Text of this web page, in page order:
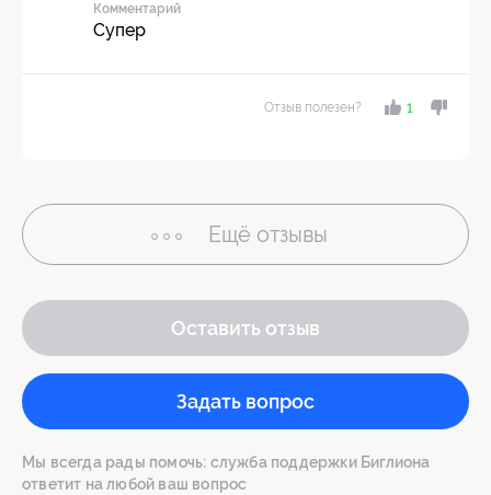
Комментарий
Супер
Отзыв полезен? 1
Ещё отзывы
Оставить отзыв
Задать вопрос
Мы всегда рады помочь: служба поддержки Биглиона
ответит на любой ваш вопрос